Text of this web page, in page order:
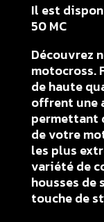
Il est
50 MC
Découvrez
motocross.
de haute
offrent une
permettant
de votre
les plus
variété de
housses de
touche de